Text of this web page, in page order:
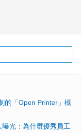
的「Open Printer」概
光：為什麼優秀員工